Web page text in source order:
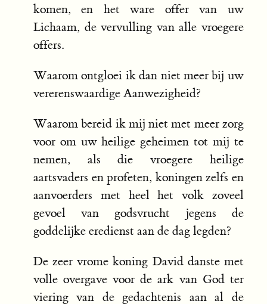
komen, en het ware offer van uw
Lichaam, de vervulling van alle vroegere
offers.
Waarom ontgloei ik dan niet meer bij uw
vererenswaardige Aanwezigheid?
Waarom bereid ik mij niet met meer zorg
voor om uw heilige geheimen tot mij te
nemen, als die vroegere heilige
aartsvaders en profeten, koningen zelfs en
aanvoerders met heel het volk zoveel
gevoel van godsvrucht jegens de
goddelijke eredienst aan de dag legden?
De zeer vrome koning David danste met
volle overgave voor de ark van God ter
viering van de gedachtenis aan al de